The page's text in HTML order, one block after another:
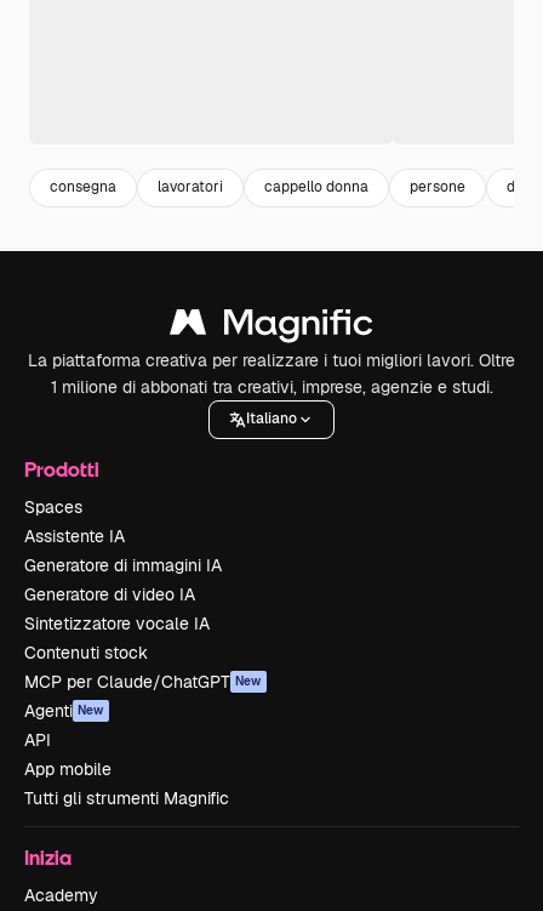
consegna lavoratori cappello donna persone
La piattaforma creativa per realizzare i tuoi migliori lavori. Oltre
1 milione di abbonati tra creativi, imprese, agenzie e studi.
Italiano
Prodotti
Spaces
Assistente IA
Generatore di immagini IA
Generatore di video IA
Sintetizzatore vocale IA
Contenuti stock
MCP per Claude/ChatGPT New
Agenti New
API
App mobile
Tutti gli strumenti Magnific
Inizia
Academy